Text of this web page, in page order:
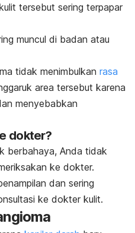
tersebut sering terpapar
muncul di badan atau
tidak menimbulkan rasa
area tersebut karena
menyebabkan
dokter?
berbahaya, Anda tidak
ke dokter.
dan sering
ke dokter kulit.